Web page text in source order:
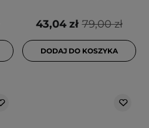
79,00 zł
43,04 zł
DODAJ DO KOSZYKA